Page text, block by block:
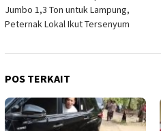
Jumbo 1,3 Ton untuk Lampung,
Peternak Lokal Ikut Tersenyum
POS TERKAIT